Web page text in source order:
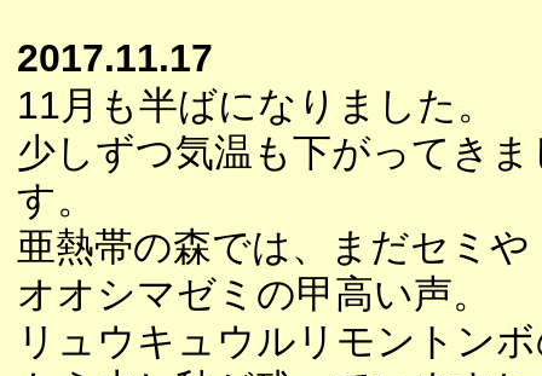
2017.11.17
11月も半ばになりました。
少しずつ気温も下がってき
す。
亜熱帯の森では、まだセミ
オオシマゼミの甲高い声。
リュウキュウルリモントン